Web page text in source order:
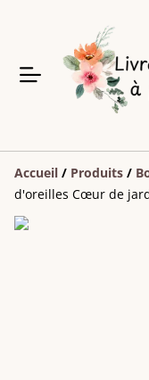
Accueil / Produits /
d'oreilles Cœur de